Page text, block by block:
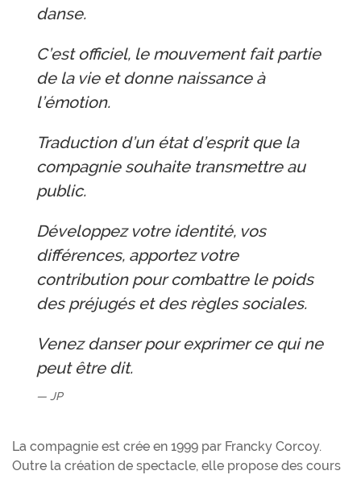
danse.
C’est officiel, le mouvement fait partie
de la vie et donne naissance à
l’émotion.
Traduction d’un état d’esprit que la
compagnie souhaite transmettre au
public.
Développez votre identité, vos
différences, apportez votre
contribution pour combattre le poids
des préjugés et des règles sociales.
Venez danser pour exprimer ce qui ne
peut être dit.
JP
La compagnie est crée en 1999 par Francky Corcoy.
Outre la création de spectacle, elle propose des cours